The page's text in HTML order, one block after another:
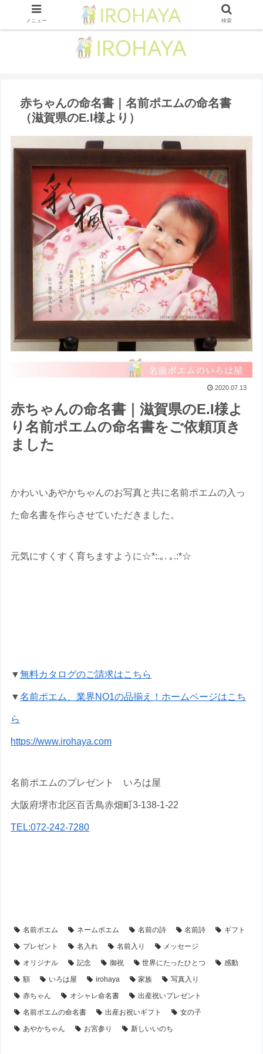
赤ちゃんの命名書｜名前ポエムの命名書
（滋賀県のE.I様より ）
2020.07.13
赤ちゃんの命名書｜滋賀県のE.I様よ
り名前ポエムの命名書をご依頼頂き
ました
かわいいあやかちゃんのお写真と共に名前ポエムの入っ
た命名書を作らさせていただきました。
元気にすくすく育ちますように☆*:.｡. ｡.:*☆
▼無料カタログのご請求はこちら
▼名前ポエム、業界NO1の品揃え！ホームページはこち
ら
https://www.irohaya.com
名前ポエムのプレゼント いろは屋
大阪府堺市北区百舌鳥赤畑町3-138-1-22
TEL:072-242-7280
名前ポエム ネームポエム 名前の詩 名前詩
ギフト
プレゼント
名入れ 名前入り
メッセージ
オリジナル
記念 御祝 世界にたったひとつ
感動
額
いろは屋 irohaya 家族
写真入り
赤ちゃん
オシャレ命名書
出産祝いプレゼント
名前ポエムの命名書
出産お祝いギフト
女の子
あやかちゃん
お宮参り 新しいいのち
メニュー 検索